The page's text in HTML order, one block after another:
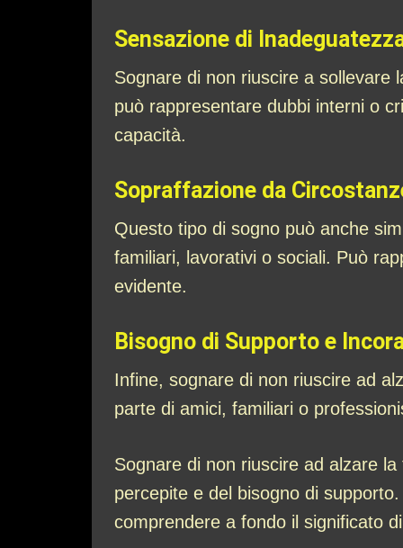
Sensazione di
Sognare di non riuscire a sollevare
può rappresentare dubbi interni o
capacità.
Sopraffazione da
Questo tipo di sogno può anche
familiari, lavorativi o sociali. Può
evidente.
Bisogno di Supporto e
Infine, sognare di non riuscire ad
parte di amici, familiari o
Sognare di non riuscire ad alzare
percepite e del bisogno di
comprendere a fondo il significato